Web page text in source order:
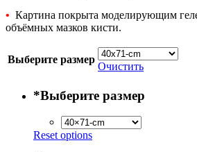
• Картина покрыта моделирующим
объёмных мазков кисти.
Выберите размер
Очистить
*Выберите размер
Reset options